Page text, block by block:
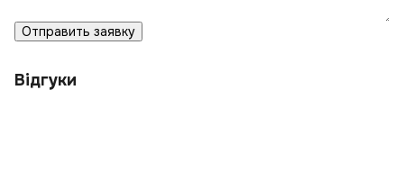
Отправить заявку
Відгуки